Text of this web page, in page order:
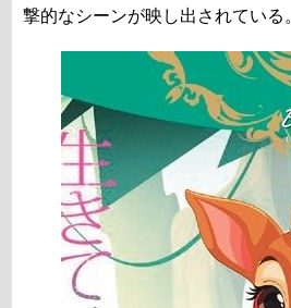
撃的なシーンが映し出されている。